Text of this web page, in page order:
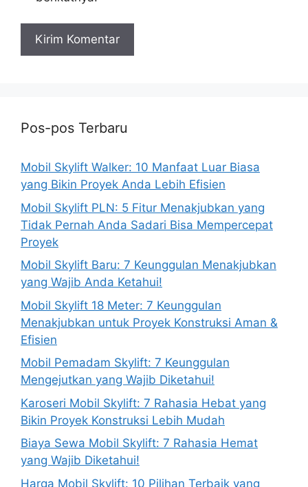
Pos-pos Terbaru
Mobil Skylift Walker: 10 Manfaat Luar Biasa
yang Bikin Proyek Anda Lebih Efisien
Mobil Skylift PLN: 5 Fitur Menakjubkan yang
Tidak Pernah Anda Sadari Bisa Mempercepat
Proyek
Mobil Skylift Baru: 7 Keunggulan Menakjubkan
yang Wajib Anda Ketahui!
Mobil Skylift 18 Meter: 7 Keunggulan
Menakjubkan untuk Proyek Konstruksi Aman &
Efisien
Mobil Pemadam Skylift: 7 Keunggulan
Mengejutkan yang Wajib Diketahui!
Karoseri Mobil Skylift: 7 Rahasia Hebat yang
Bikin Proyek Konstruksi Lebih Mudah
Biaya Sewa Mobil Skylift: 7 Rahasia Hemat
yang Wajib Diketahui!
Harga Mobil Skylift: 10 Pilihan Terbaik yang